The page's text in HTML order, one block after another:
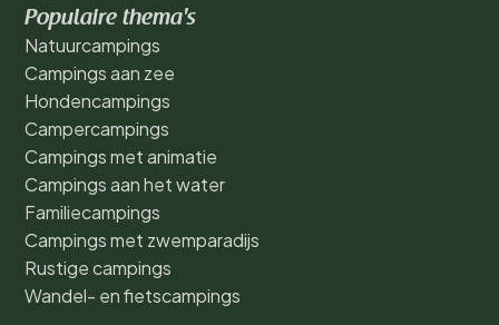
Populaire thema's
Natuurcampings
Campings aan zee
Hondencampings
Campercampings
Campings met animatie
Campings aan het water
Familiecampings
Campings met zwemparadijs
Rustige campings
Wandel- en fietscampings